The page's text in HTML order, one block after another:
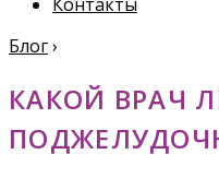
Блог›
КАКОЙ ВРАЧ